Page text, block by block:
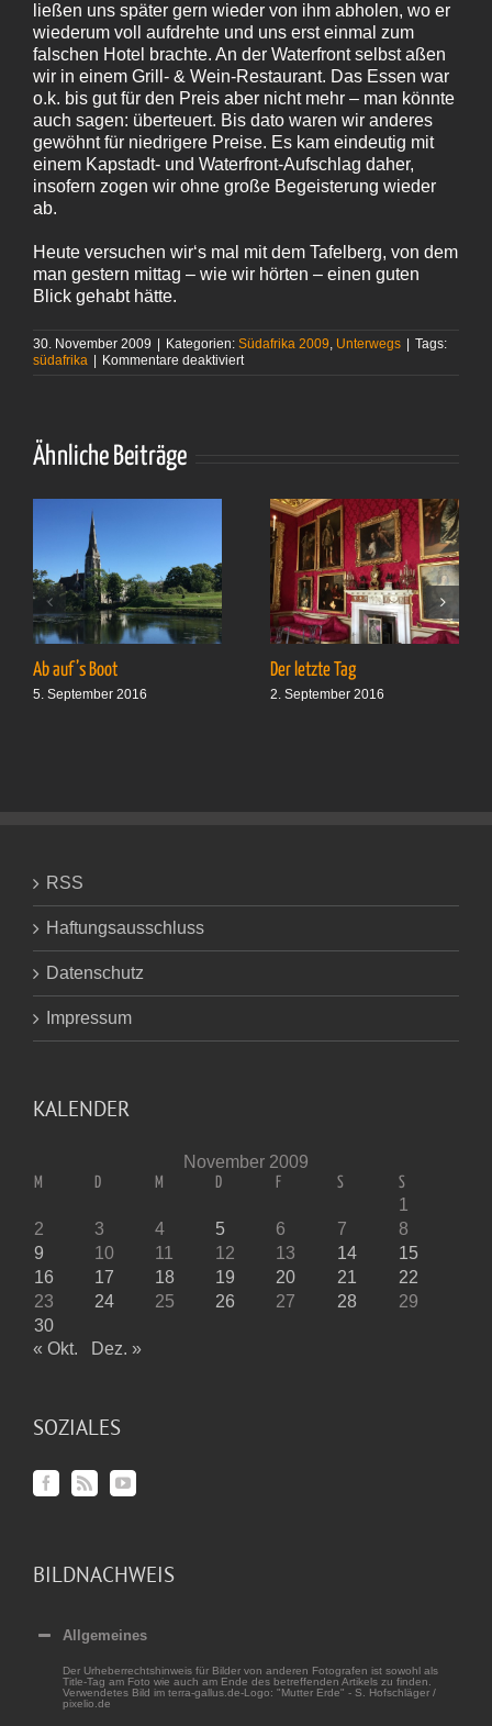
ließen uns später gern wieder von ihm abholen, wo er
wiederum voll aufdrehte und uns erst einmal zum
falschen Hotel brachte. An der Waterfront selbst aßen
wir in einem Grill- & Wein-Restaurant. Das Essen war
o.k. bis gut für den Preis aber nicht mehr – man könnte
auch sagen: überteuert. Bis dato waren wir anderes
gewöhnt für niedrigere Preise. Es kam eindeutig mit
einem Kapstadt- und Waterfront-Aufschlag daher,
insofern zogen wir ohne große Begeisterung wieder
ab.
Heute versuchen wir‘s mal mit dem Tafelberg, von dem
man gestern mittag – wie wir hörten – einen guten
Blick gehabt hätte.
30. November 2009 Kategorien: Südafrika 2009, Unterwegs
Tags:
südafrika
Kommentare deaktiviertfür
Ähnliche Beiträge
Ab auf’s Boot
5. September 2016
Der letzte Tag
2. September 2016
RSS
Haftungsausschluss
Datenschutz
Impressum
KALENDER
November 2009
M D M D F S S
1
2
3 4 5 6 7
8
9
10 11 12 13 14
15
16
17 18 19 20 21
22
23
24 25 26 27 28
29
30
« Okt.
Dez. »
SOZIALES
BILDNACHWEIS
Allgemeines
Der Urheberrechtshinweis für Bilder von anderen Fotografen ist sowohl als
Title-Tag am Foto wie auch am Ende des betreffenden Artikels zu finden.
Verwendetes Bild im terra-gallus.de-Logo: "Mutter Erde" - S. Hofschläger /
pixelio.de